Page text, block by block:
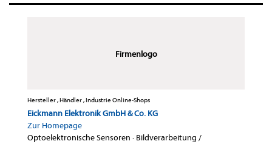
Firmenlogo
Hersteller , Händler , Industrie Online-Shops
Eickmann Elektronik GmbH & Co. KG
Zur Homepage
Optoelektronische Sensoren · Bildverarbeitung /